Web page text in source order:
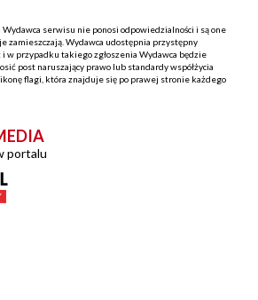
serwisu nie ponosi odpowiedzialności i są one
zamieszczają. Wydawca udostępnia przystępny
i w przypadku takiego zgłoszenia Wydawca będzie
post naruszający prawo lub standardy współżycia
flagi, która znajduje się po prawej stronie każdego
portalu